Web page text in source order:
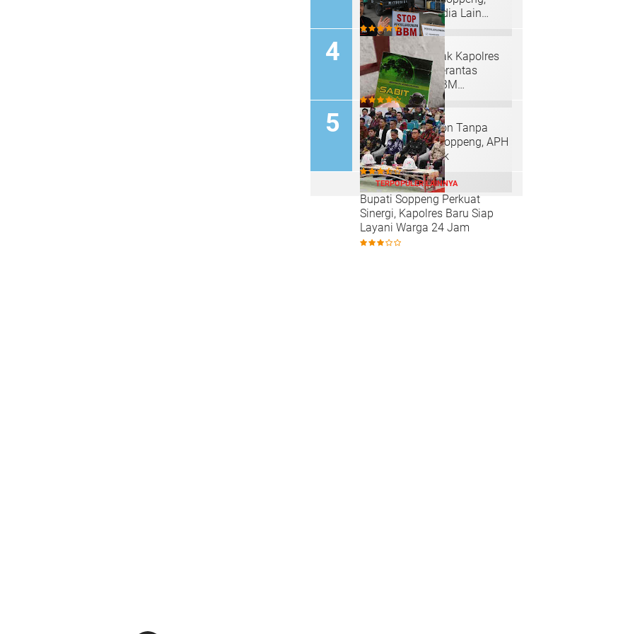
Klarifikasi ke Media Lain
Dinilai Cederai Etika
Keterbukaan Informasi
Ketua LPKN Desak Kapolres
Baru Soppeng Berantas
Dugaan Mafia BBM
Bersubsidi, Penimbun Solar
Jadi Sorotan
Rokok Sabit Melon Tanpa
Cukai Marak di Soppeng, APH
Diminta Bertindak
Bupati Soppeng Perkuat
Sinergi, Kapolres Baru Siap
Layani Warga 24 Jam
TERPOPULER LAINNYA